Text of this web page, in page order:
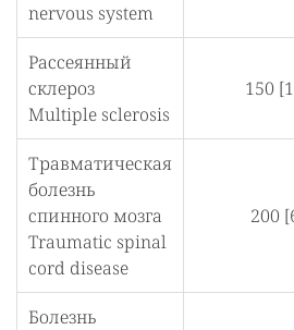
nervous system
Рассеянный
склероз
Multiple sclerosis
150
Травматическая
болезнь
спинного мозга
Traumatic spinal
cord disease
200
Болезнь